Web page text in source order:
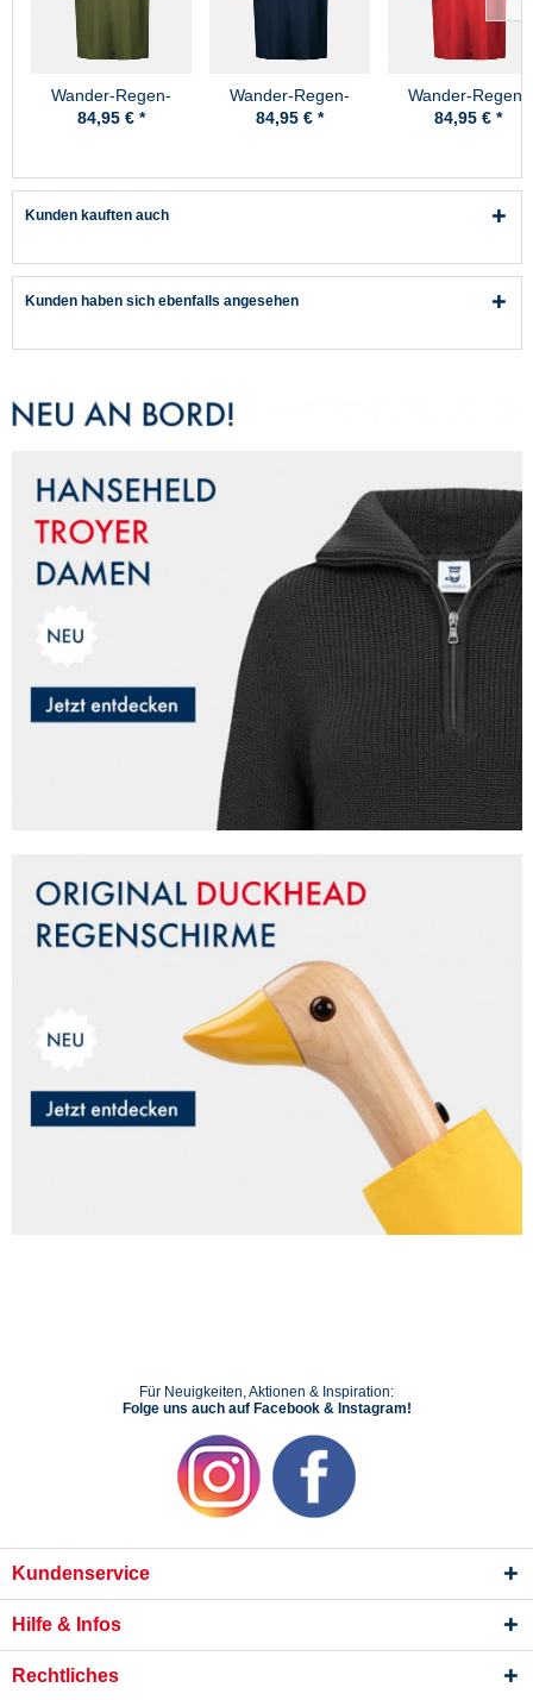
Wander-Regen-
Poncho High Peak
84,95 € *
Wander-Regen-
Poncho High Peak
84,95 € *
Wander-Regen-
Poncho High
84,95 € *
Kunden kauften auch
Kunden haben sich ebenfalls angesehen
Für Neuigkeiten, Aktionen & Inspiration:
Folge uns auch auf Facebook & Instagram!
Kundenservice
Hilfe & Infos
Rechtliches